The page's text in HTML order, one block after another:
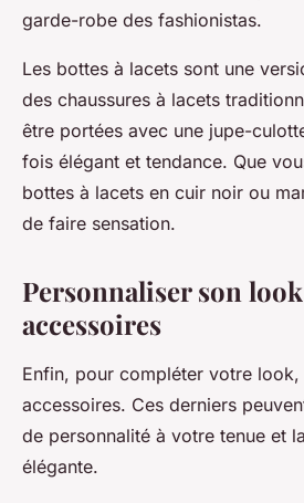
garde-robe des fashionistas.
Les bottes à lacets sont une
des chaussures à lacets
être portées avec une jupe-
fois élégant et tendance. Que
bottes à lacets en cuir noir ou
de faire sensation.
Personnaliser son look
accessoires
Enfin, pour compléter votre look,
accessoires. Ces derniers
de personnalité à votre tenue et
élégante.